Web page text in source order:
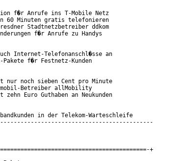
f�r Anrufe ins T-Mobile Netz
60 Minuten gratis telefonieren
Stadtnetzbetreiber ddkom
f�r Anrufe zu Handys
Internet-Telefonanschl�sse an
Pakete f�r Festnetz-Kunden
nur noch sieben Cent pro Minute
Betreiber allMobility
zehn Euro Guthaben an Neukunden
in der Telekom-Warteschleife
+